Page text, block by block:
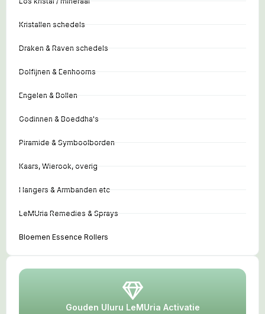
Kristallen schedels
Draken & Raven schedels
Dolfijnen & Eenhoorns
Engelen & Bollen
Godinnen & Boeddha's
Piramide & Symboolborden
Kaars, Wierook, overig
Hangers & Armbanden etc
LeMUria Remedies & Sprays
Bloemen Essence Rollers
Gouden Uluru LeMUria Activatie